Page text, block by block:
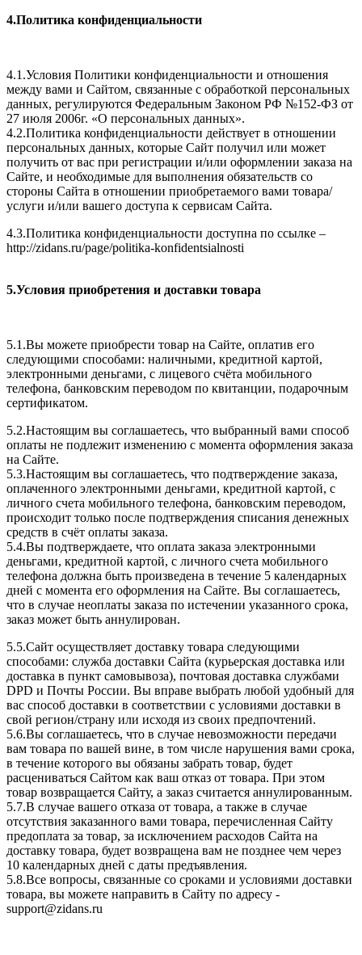
4.Политика конфиденциальности
4.1.Условия Политики конфиденциальности и отношения
между вами и Сайтом, связанные с обработкой персональных
данных, регулируются Федеральным Законом РФ №152-ФЗ от
27 июля 2006г. «О персональных данных».
4.2.Политика конфиденциальности действует в отношении
персональных данных, которые Сайт получил или может
получить от вас при регистрации и/или оформлении заказа на
Сайте, и необходимые для выполнения обязательств со
стороны Сайта в отношении приобретаемого вами товара/
услуги и/или вашего доступа к сервисам Сайта.
4.3.Политика конфиденциальности доступна по ссылке –
http://zidans.ru/page/politika-konfidentsialnosti
5.Условия приобретения и доставки товара
5.1.Вы можете приобрести товар на Сайте, оплатив его
следующими способами: наличными, кредитной картой,
электронными деньгами, с лицевого счёта мобильного
телефона, банковским переводом по квитанции, подарочным
сертификатом.
5.2.Настоящим вы соглашаетесь, что выбранный вами способ
оплаты не подлежит изменению с момента оформления заказа
на Сайте.
5.3.Настоящим вы соглашаетесь, что подтверждение заказа,
оплаченного электронными деньгами, кредитной картой, с
личного счета мобильного телефона, банковским переводом,
происходит только после подтверждения списания денежных
средств в счёт оплаты заказа.
5.4.Вы подтверждаете, что оплата заказа электронными
деньгами, кредитной картой, с личного счета мобильного
телефона должна быть произведена в течение 5 календарных
дней с момента его оформления на Сайте. Вы соглашаетесь,
что в случае неоплаты заказа по истечении указанного срока,
заказ может быть аннулирован.
5.5.Сайт осуществляет доставку товара следующими
способами: служба доставки Сайта (курьерская доставка или
доставка в пункт самовывоза), почтовая доставка службами
DPD и Почты России. Вы вправе выбрать любой удобный для
вас способ доставки в соответствии с условиями доставки в
свой регион/страну или исходя из своих предпочтений.
5.6.Вы соглашаетесь, что в случае невозможности передачи
вам товара по вашей вине, в том числе нарушения вами срока,
в течение которого вы обязаны забрать товар, будет
расцениваться Сайтом как ваш отказ от товара. При этом
товар возвращается Сайту, а заказ считается аннулированным.
5.7.В случае вашего отказа от товара, а также в случае
отсутствия заказанного вами товара, перечисленная Сайту
предоплата за товар, за исключением расходов Сайта на
доставку товара, будет возвращена вам не позднее чем через
10 календарных дней с даты предъявления.
5.8.Все вопросы, связанные со сроками и условиями доставки
товара, вы можете направить в Сайту по адресу -
support@zidans.ru